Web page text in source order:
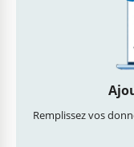
Remplissez vos